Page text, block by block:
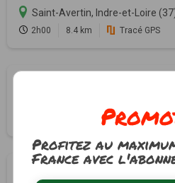
Saint-Avertin, Indre-et-Loire
2h00 8.4 km Tracé GPS
Profitez au
France avec